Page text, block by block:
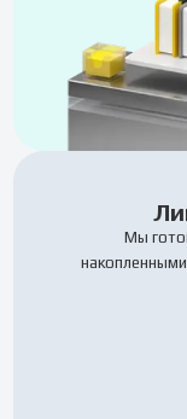
Мы